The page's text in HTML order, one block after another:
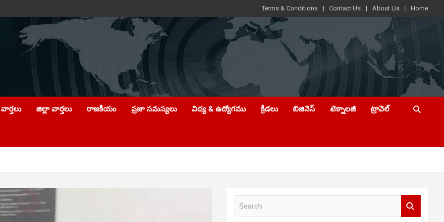
Terms & Conditions Contact Us About Us Home
జిల్లా వార్తలు రాజకీయం ప్రజా సమస్యలు విద్య & ఉద్యోగము క్రీడలు బిజినెస్ టెక్నాలజీ ట్రావెల్